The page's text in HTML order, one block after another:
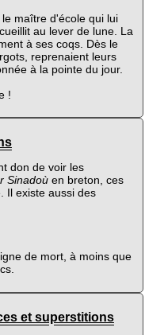
maître d'école qui lui
au lever de lune. La
à ses coqs. Dès le
reprenaient leurs
à la pointe du jour.
!
don de voir les
Sinadoùen breton, ces
Il existe aussi des
de mort, à moins que
et superstitions